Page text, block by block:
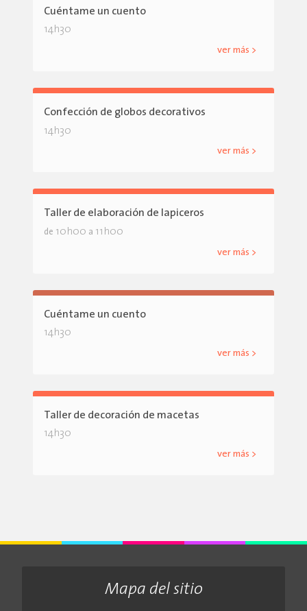
Cuéntame un cuento
14h30
ver más >
Confección de globos decorativos
14h30
ver más >
Taller de elaboración de lapiceros
de 10h00 a 11h00
ver más >
Cuéntame un cuento
14h30
ver más >
Taller de decoración de macetas
14h30
ver más >
Mapa del sitio